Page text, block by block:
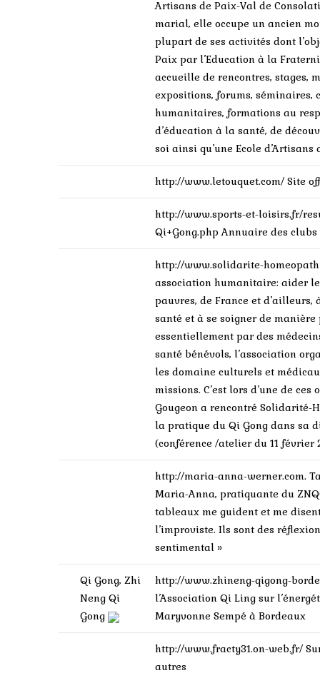
Artisans de Paix-Val de
marial, elle occupe un ancien
plupart de ses activités dont
Paix par l’Education à la
accueille de rencontres, stages,
expositions, forums, séminaires,
humanitaires, formations au
d’éducation à la santé, de
soi ainsi qu’une Ecole
http://www.letouquet.com/Site
http://www.sports-et-loisirs.fr/
Qi+Gong.phpAnnuaire des
http://www.solidarite-
association humanitaire: aider
pauvres, de France et
santé et à se soigner de manière
essentiellement par des
santé bénévols, l’association
les domaine culturels et
missions. C’est lors d’une de ces
Gougeon a rencontré Solidarité-
la pratique du Qi Gong dans sa
(conférence /atelier du 11
http://maria-anna-werner.com.
Maria-Anna, pratiquante du
tableaux me guident et me
l’improviste. Ils sont des
sentimental »
Qi Gong, Zhi
Neng Qi
Gong
http://www.zhineng-qigong-
l’Association Qi Ling sur
Maryvonne Sempé à Bordeaux
http://www.fracty31.on-web.fr/
autres